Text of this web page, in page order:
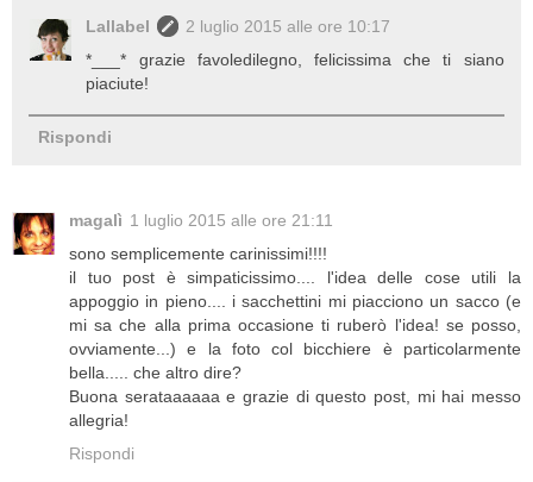
Lallabel
2 luglio 2015 alle ore 10:17
*___* grazie favoledilegno, felicissima che ti siano
piaciute!
Rispondi
magalì 1 luglio 2015 alle ore 21:11
sono semplicemente carinissimi!!!!
il tuo post è simpaticissimo.... l'idea delle cose utili la
appoggio in pieno.... i sacchettini mi piacciono un sacco (e
mi sa che alla prima occasione ti ruberò l'idea! se posso,
ovviamente...) e la foto col bicchiere è particolarmente
bella..... che altro dire?
Buona serataaaaaa e grazie di questo post, mi hai messo
allegria!
Rispondi